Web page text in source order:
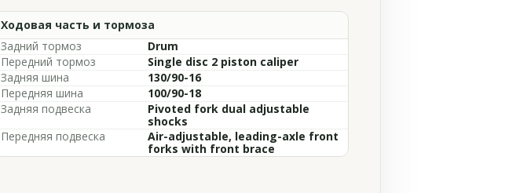
Ходовая часть и тормоза
Задний тормоз
Drum
Передний тормоз
Single disc 2 piston caliper
Задняя шина
130/90-16
Передняя шина
100/90-18
Задняя подвеска
Pivoted fork dual adjustable
shocks
Передняя подвеска
Air-adjustable, leading-axle front
forks with front brace